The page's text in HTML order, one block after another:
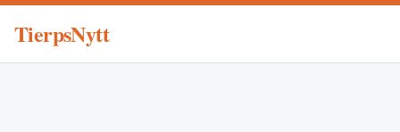
TierpsNytt